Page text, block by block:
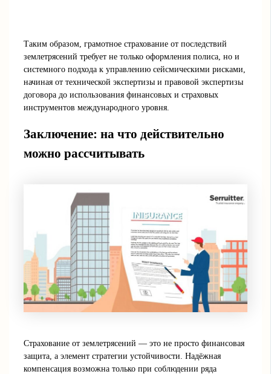
Таким образом, грамотное страхование от последствий
землетрясений требует не только оформления полиса, но и
системного подхода к управлению сейсмическими рисками,
начиная от технической экспертизы и правовой экспертизы
договора до использования финансовых и страховых
инструментов международного уровня.
Заключение: на что действительно
можно рассчитывать
Страхование от землетрясений — это не просто финансовая
защита, а элемент стратегии устойчивости. Надёжная
компенсация возможна только при соблюдении ряда